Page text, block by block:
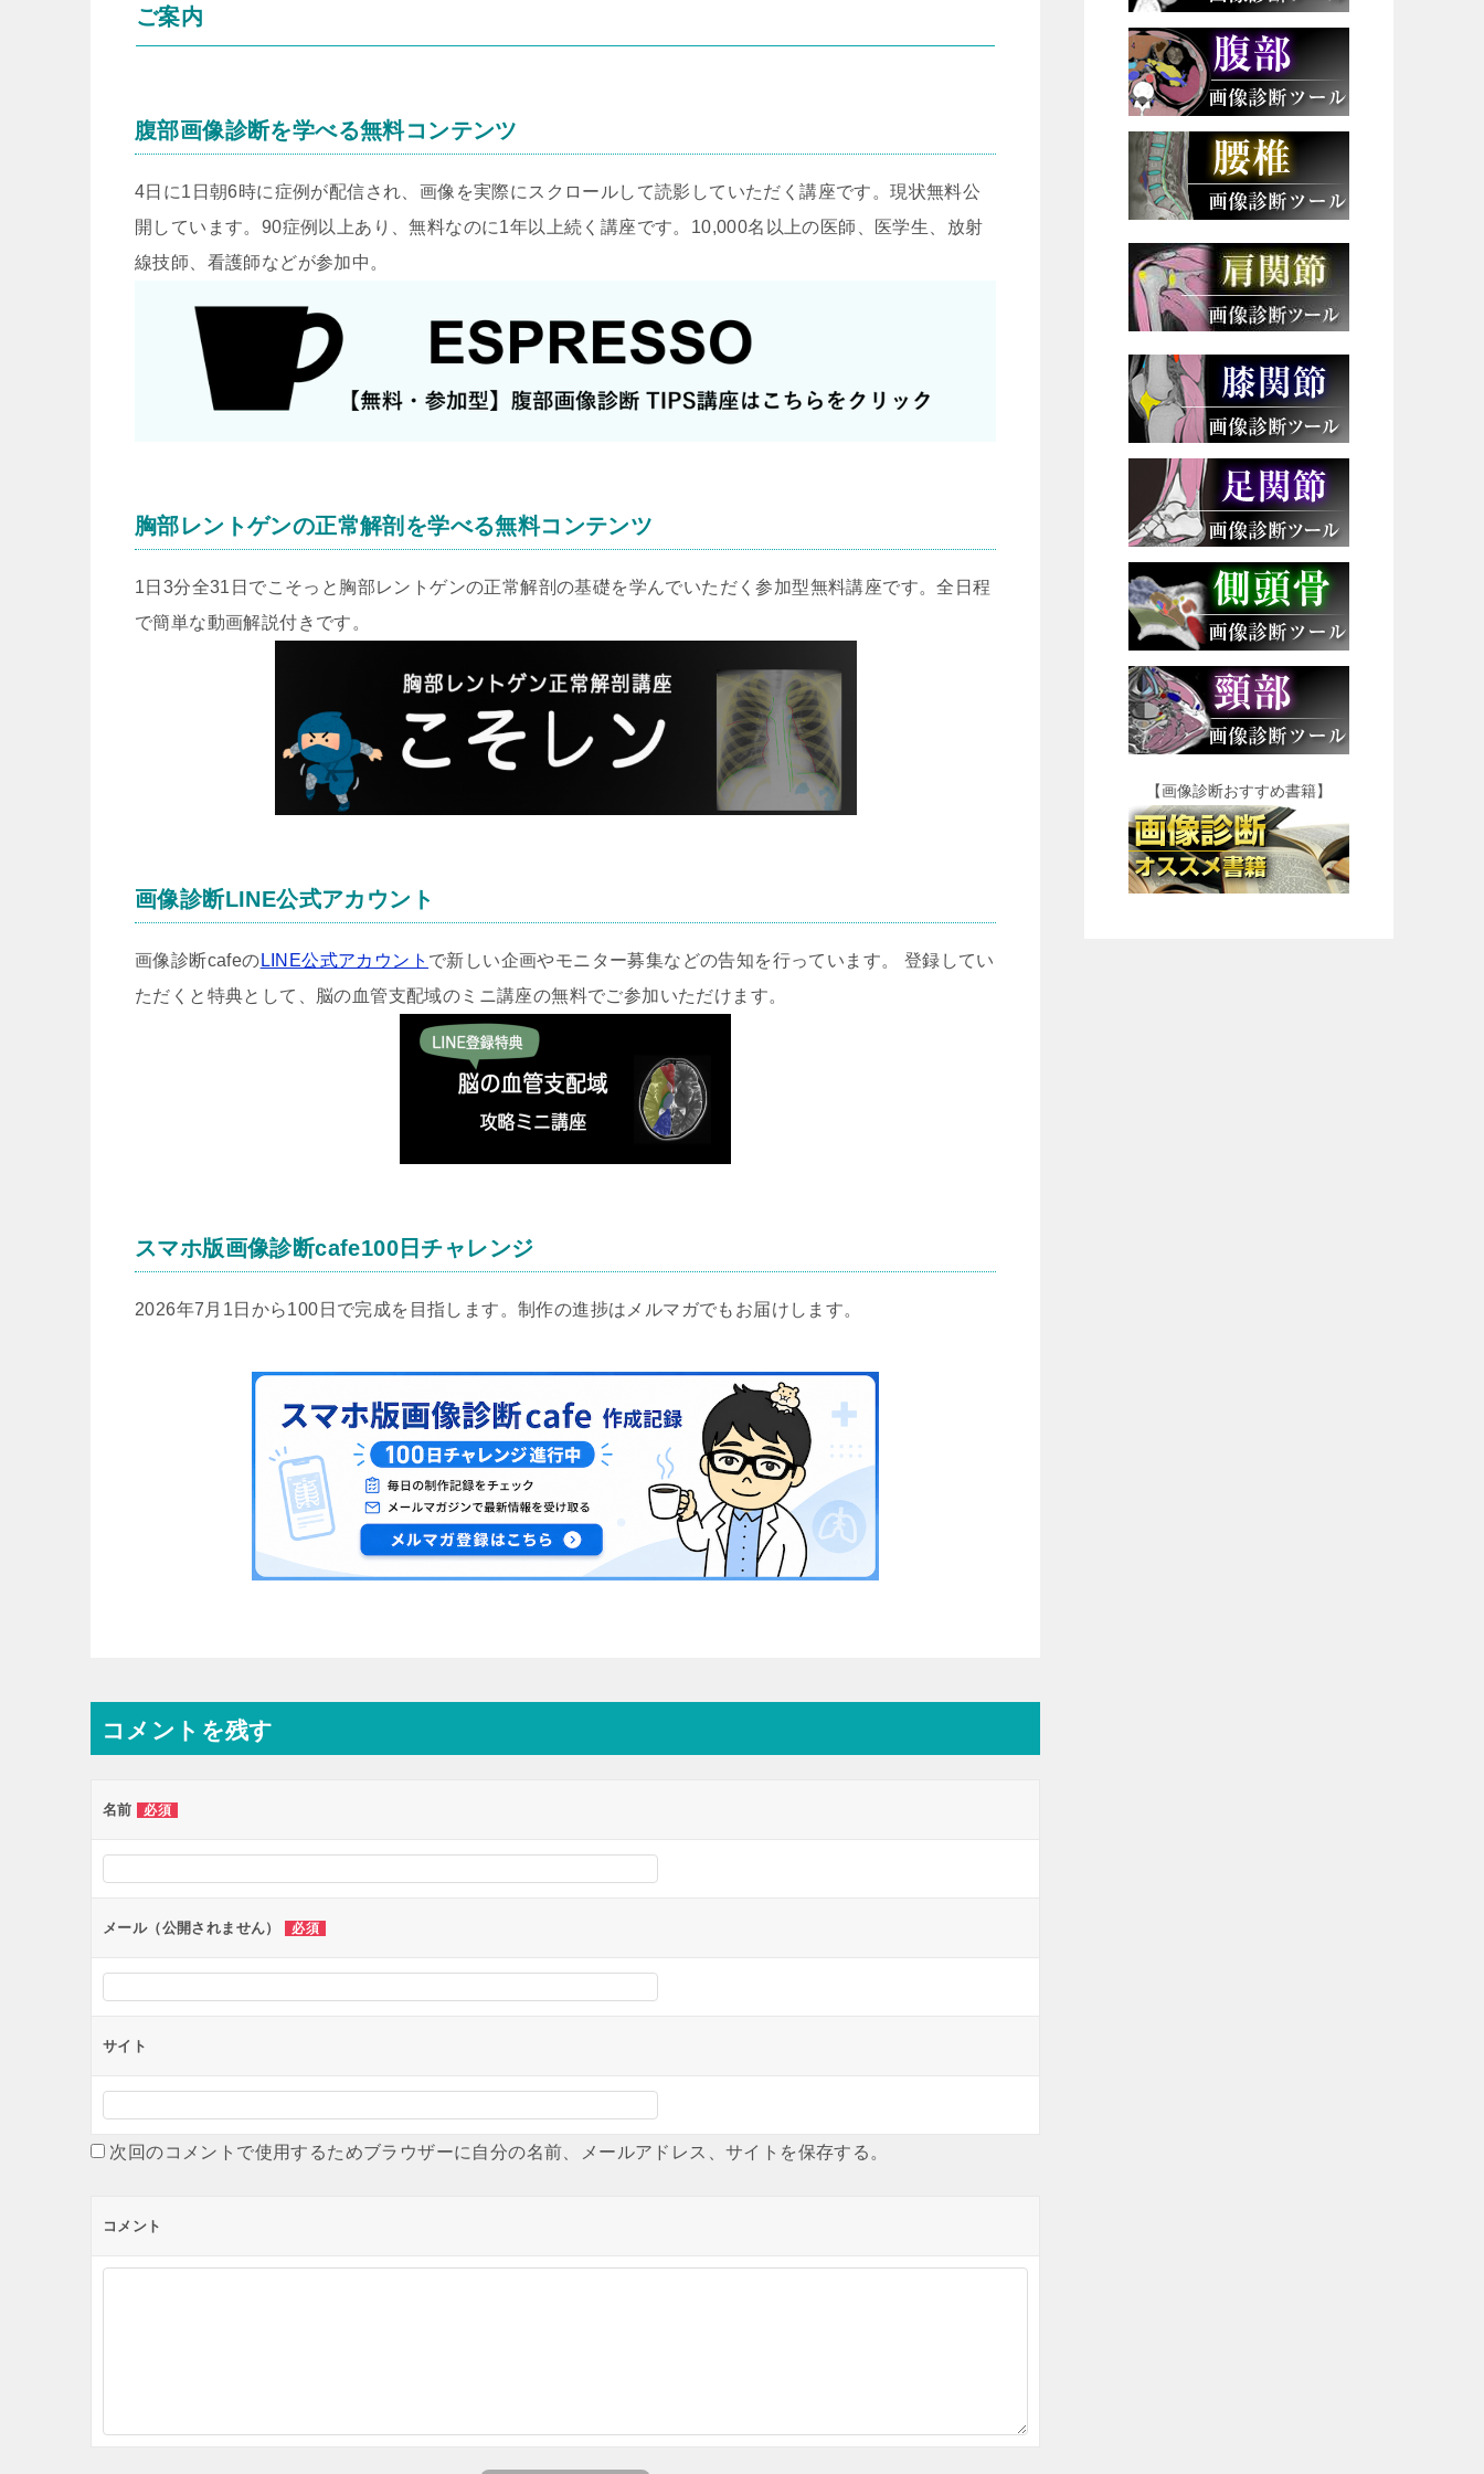
ご案内
腹部画像診断を学べる無料コンテンツ
4日に1日朝6時に症例が配信され、画像を実際にスクロールして読影していただく講座です。現状無料公
開しています。90症例以上あり、無料なのに1年以上続く講座です。10,000名以上の医師、医学生、放射
線技師、看護師などが参加中。
胸部レントゲンの正常解剖を学べる無料コンテンツ
1日3分全31日でこそっと胸部レントゲンの正常解剖の基礎を学んでいただく参加型無料講座です。全日程
で簡単な動画解説付きです。
画像診断LINE公式アカウント
画像診断cafeの LINE公式アカウント で新しい企画やモニター募集などの告知を行っています。 登録してい
ただくと特典として、脳の血管支配域のミニ講座の無料でご参加いただけます。
スマホ版画像診断cafe100日チャレンジ
2026年7月1日から100日で完成を目指します。制作の進捗はメルマガでもお届けします。
コメントを残す
名前 必須
メール（公開されません） 必須
サイト
次回のコメントで使用するためブラウザーに自分の名前、メールアドレス、サイトを保存する。
コメント
【画像診断おすすめ書籍】